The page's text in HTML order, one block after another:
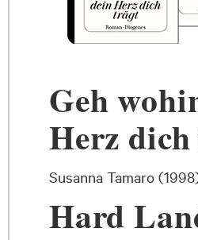
Geh
Herz
Susanna Tamaro
Hard